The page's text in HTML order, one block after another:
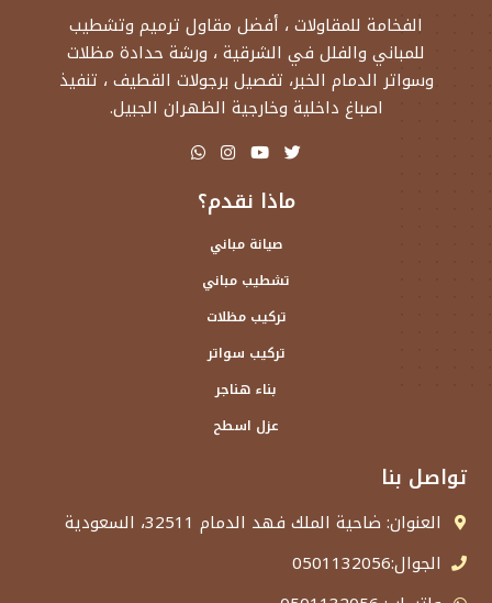
الفخامة للمقاولات ، أفضل مقاول ترميم وتشطيب
للمباني والفلل في الشرقية ، ورشة حدادة مظلات
وسواتر الدمام الخبر، تفصيل برجولات القطيف ، تنفيذ
اصباغ داخلية وخارجية الظهران الجبيل.
ماذا نقدم؟
صيانة مباني
تشطيب مباني
تركيب مظلات
تركيب سواتر
بناء هناجر
عزل اسطح
تواصل بنا
العنوان: ضاحية الملك فهد الدمام 32511، السعودية
الجوال:0501132056